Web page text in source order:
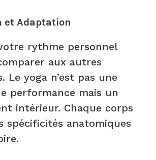
et Adaptation
rythme personnel
aux autres
Le yoga n’est pas une
performance mais un
intérieur. Chaque corps
spécificités anatomiques